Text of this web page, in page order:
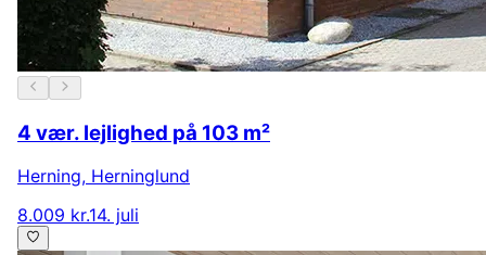
4 vær. lejlighed på 103 m²
Herning, Herninglund
8.009 kr.14. juli